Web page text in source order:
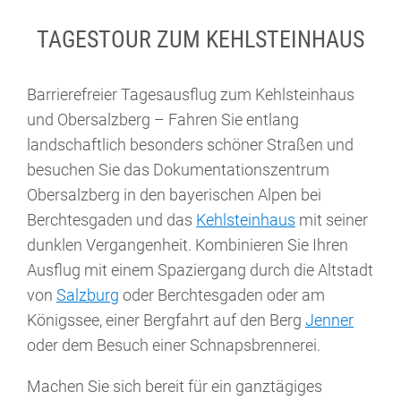
TAGESTOUR ZUM KEHLSTEINHAUS
Barrierefreier Tagesausflug zum Kehlsteinhaus
und Obersalzberg – Fahren Sie entlang
landschaftlich besonders schöner Straßen und
besuchen Sie das Dokumentationszentrum
Obersalzberg in den bayerischen Alpen bei
Berchtesgaden und das Kehlsteinhaus mit seiner
dunklen Vergangenheit. Kombinieren Sie Ihren
Ausflug mit einem Spaziergang durch die Altstadt
von Salzburg oder Berchtesgaden oder am
Königssee, einer Bergfahrt auf den Berg Jenner
oder dem Besuch einer Schnapsbrennerei.
Machen Sie sich bereit für ein ganztägiges